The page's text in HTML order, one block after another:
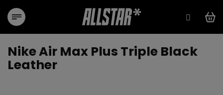
treści
Nike Air Max Plus Triple Black
Leather